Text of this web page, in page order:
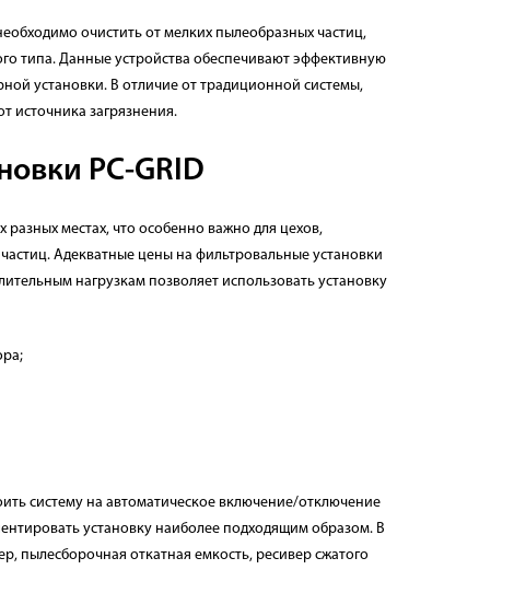
очистить от мелких пылеобразных частиц,
типа. Данные устройства обеспечивают эффективную
установки. В отличие от традиционной системы,
источника загрязнения.
PC-GRID
местах, что особенно важно для цехов,
Адекватные цены на фильтровальные установки
нагрузкам позволяет использовать установку
систему на автоматическое включение/отключение
установку наиболее подходящим образом. В
пылесборочная откатная емкость, ресивер сжатого